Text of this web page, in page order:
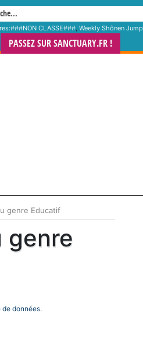
###NON CLASSE###, Weekly Shônen Jump
PASSEZ SUR SANCTUARY.FR !
genre Educatif
genre
de données.